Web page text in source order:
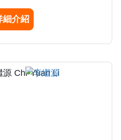
人運送過程之安全與照
心肺循環之臨床工作品
細介紹